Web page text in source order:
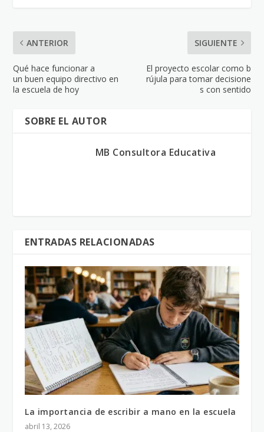
ANTERIOR
Qué hace funcionar a
un buen equipo directivo en
la escuela de hoy
SIGUIENTE
El proyecto escolar como b
rújula para tomar decisione
s con sentido
SOBRE EL AUTOR
MB Consultora Educativa
ENTRADAS RELACIONADAS
La importancia de escribir a mano en la escuela
abril 13, 2026